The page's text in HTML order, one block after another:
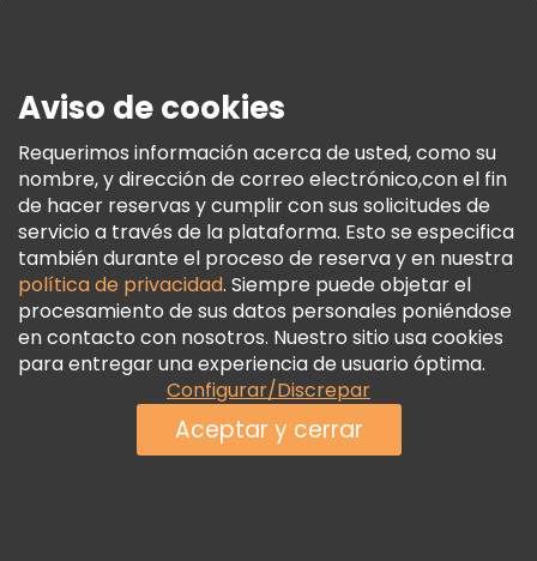
Términos E Información Legal
Política De Cookies
Freetour Premios
Programa De Fidelidad
Aviso de cookies
Requerimos información acerca de usted, como su
nombre, y dirección de correo electrónico,con el fin
de hacer reservas y cumplir con sus solicitudes de
servicio a través de la plataforma. Esto se especifica
también durante el proceso de reserva y en nuestra
política de privacidad. Siempre puede objetar el
procesamiento de sus datos personales poniéndose
en contacto con nosotros. Nuestro sitio usa cookies
para entregar una experiencia de usuario óptima.
Configurar/Discrepar
Aceptar y cerrar